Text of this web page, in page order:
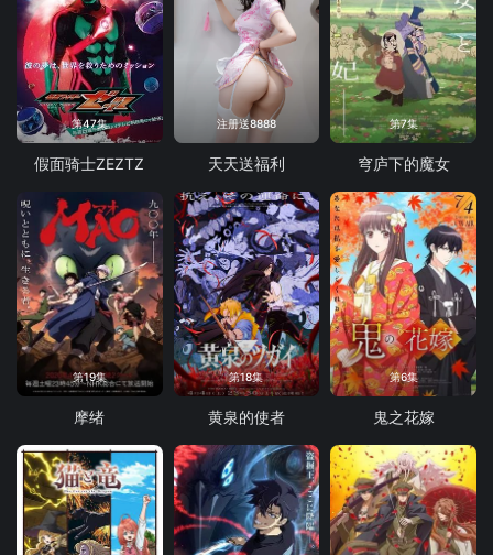
第47集
假面骑士ZEZTZ
注册送8888
天天送福利
第7集
穹庐下的魔女
第19集
摩绪
第18集
黄泉的使者
第6集
鬼之花嫁